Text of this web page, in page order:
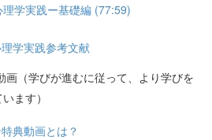
学実践ー基礎編 (77:59)
理学実践参考文献
画（学びが進むに従って、より学びを
ます）
典動画とは？